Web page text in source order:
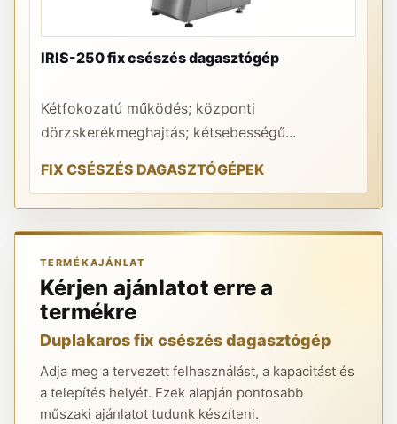
IRIS-250 fix csészés dagasztógép
Kétfokozatú működés; központi
dörzskerékmeghajtás; kétsebességű...
FIX CSÉSZÉS DAGASZTÓGÉPEK
TERMÉKAJÁNLAT
Kérjen ajánlatot erre a
termékre
Duplakaros fix csészés dagasztógép
Adja meg a tervezett felhasználást, a kapacitást és
a telepítés helyét. Ezek alapján pontosabb
műszaki ajánlatot tudunk készíteni.